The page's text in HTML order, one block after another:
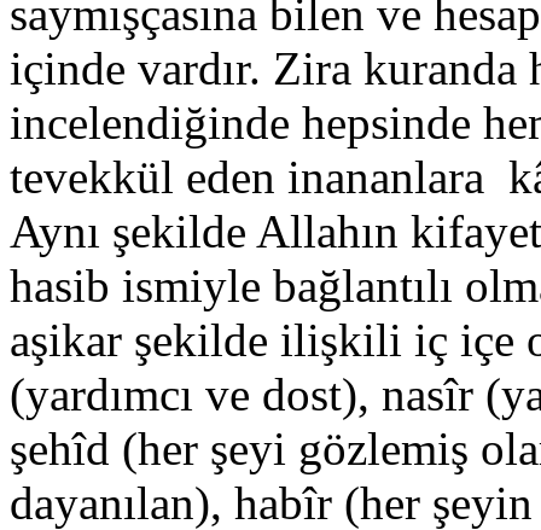
saymışçasına bilen ve
içinde vardır. Zira kuranda
incelendiğinde hepsinde
tevekkül eden inananlara
Aynı şekilde Allahın
hasib ismiyle bağlantılı
aşikar şekilde ilişkili iç içe
(yardımcı ve dost), nasîr
şehîd (her şeyi gözlemiş
dayanılan), habîr (her